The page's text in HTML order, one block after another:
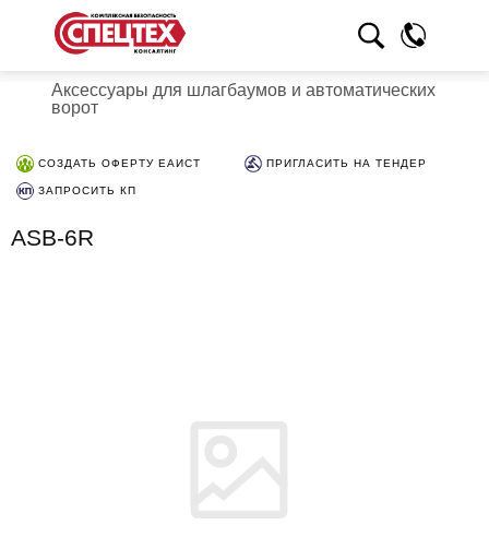
Аксессуары для шлагбаумов и автоматических
ворот
СОЗДАТЬ ОФЕРТУ ЕАИСТ ПРИГЛАСИТЬ НА ТЕНДЕР
ЗАПРОСИТЬ КП
ASB-6R